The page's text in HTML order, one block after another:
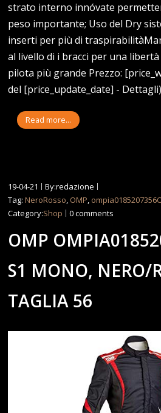
strato interno innóvate
peso importante; Uso del Dry
inserti per più di
al livello di i bracci per una
pilota più grande Prezzo:
del [price_update_date] - Dettagli)
Read more...
19-04-21
By:redazione
Tag:NeroRosso, OMP,
Category:Shop 0 comments
OMP
S1 MONO, NERO/
TAGLIA 56